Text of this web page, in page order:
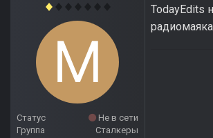
Статус
Не в сети
Группа
Сталкеры
TodayEdits